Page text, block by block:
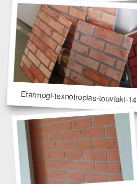
Efarmogi-texnotropias-touvlaki-14